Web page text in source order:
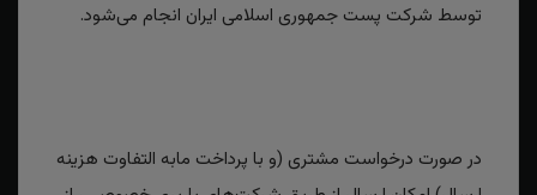
توسط شرکت پست جمهوری اسلامی ایران انجام می‌شود.
در صورت درخواست مشتری (و با پرداخت مابه التفاوت هزینه